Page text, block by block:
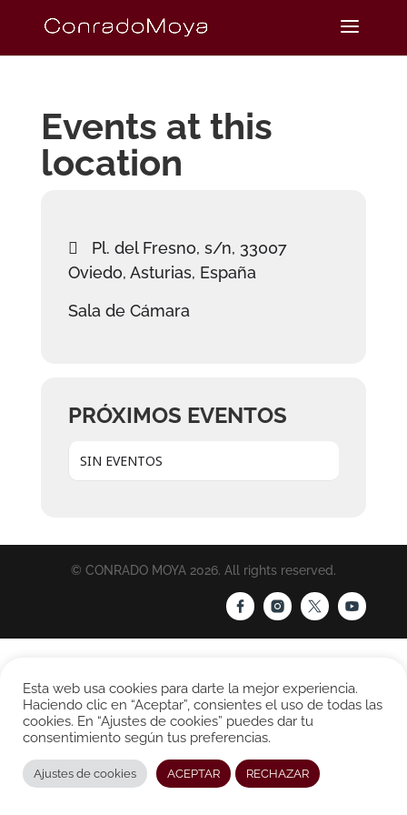
Events at this
location
Pl. del Fresno, s/n, 33007
Oviedo, Asturias, España
Sala de Cámara
PRÓXIMOS EVENTOS
SIN EVENTOS
© CONRADO MOYA 2026. All rights reserved.
Esta web usa cookies para darte la mejor experiencia.
Haciendo clic en “Aceptar”, consientes el uso de todas las
cookies. En “Ajustes de cookies” puedes dar tu
consentimiento según tus preferencias.
Ajustes de cookies ACEPTAR RECHAZAR